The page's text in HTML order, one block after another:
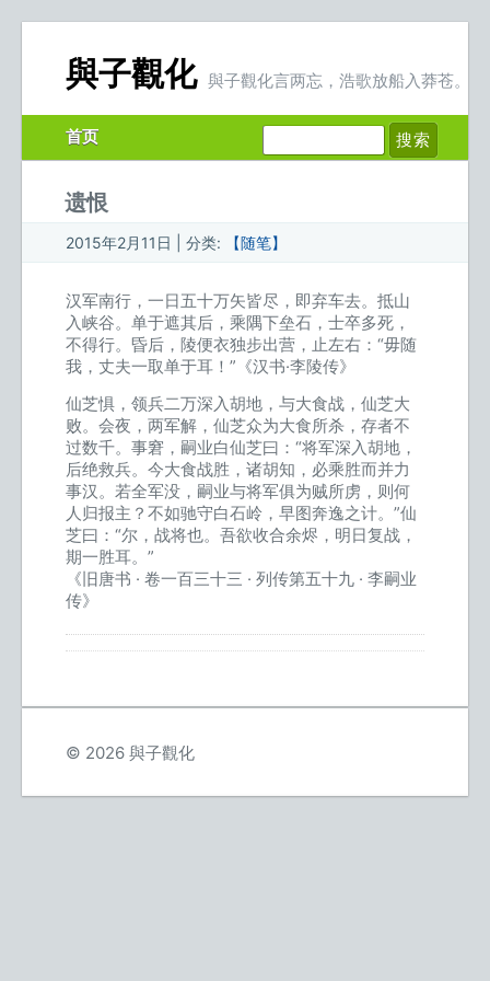
與子觀化 與子觀化言两忘，浩歌放船入莽苍。
首页
遗恨
2015年2月11日 | 分类: 【随笔】
汉军南行，一日五十万矢皆尽，即弃车去。抵山
入峡谷。单于遮其后，乘隅下垒石，士卒多死，
不得行。昏后，陵便衣独步出营，止左右：“毋随
我，丈夫一取单于耳！”《汉书·李陵传》
仙芝惧，领兵二万深入胡地，与大食战，仙芝大
败。会夜，两军解，仙芝众为大食所杀，存者不
过数千。事窘，嗣业白仙芝曰：“将军深入胡地，
后绝救兵。今大食战胜，诸胡知，必乘胜而并力
事汉。若全军没，嗣业与将军俱为贼所虏，则何
人归报主？不如驰守白石岭，早图奔逸之计。”仙
芝曰：“尔，战将也。吾欲收合余烬，明日复战，
期一胜耳。”
《旧唐书 · 卷一百三十三 · 列传第五十九 · 李嗣业
传》
© 2026 與子觀化